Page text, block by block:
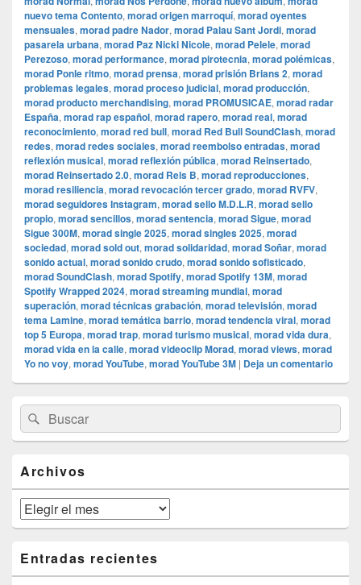
nuevo tema Contento, morad origen marroquí, morad oyentes
mensuales, morad padre Nador, morad Palau Sant Jordi, morad
pasarela urbana, morad Paz Nicki Nicole, morad Pelele, morad
Perezoso, morad performance, morad pirotecnia, morad polémicas,
morad Ponle ritmo, morad prensa, morad prisión Brians 2, morad
problemas legales, morad proceso judicial, morad producción,
morad producto merchandising, morad PROMUSICAE, morad radar
España, morad rap español, morad rapero, morad real, morad
reconocimiento, morad red bull, morad Red Bull SoundClash, morad
redes, morad redes sociales, morad reembolso entradas, morad
reflexión musical, morad reflexión pública, morad Reinsertado,
morad Reinsertado 2.0, morad Rels B, morad reproducciones,
morad resiliencia, morad revocación tercer grado, morad RVFV,
morad seguidores Instagram, morad sello M.D.L.R, morad sello
propio, morad sencillos, morad sentencia, morad Sigue, morad
Sigue 300M, morad single 2025, morad singles 2025, morad
sociedad, morad sold out, morad solidaridad, morad Soñar, morad
sonido actual, morad sonido crudo, morad sonido sofisticado,
morad SoundClash, morad Spotify, morad Spotify 13M, morad
Spotify Wrapped 2024, morad streaming mundial, morad
superación, morad técnicas grabación, morad televisión, morad
tema Lamine, morad temática barrio, morad tendencia viral, morad
top 5 Europa, morad trap, morad turismo musical, morad vida dura,
morad vida en la calle, morad videocli‏p Morad, morad views, morad
Yo no voy, morad YouTube, morad YouTube 3M | Deja un comentario
área
de
widget
lateral
primaria
Buscar
por:
Buscar
Archivos
Archivos
Entradas recientes